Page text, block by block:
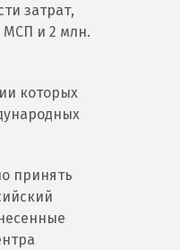
затрат,
МСП и 2 млн.
которых
принять